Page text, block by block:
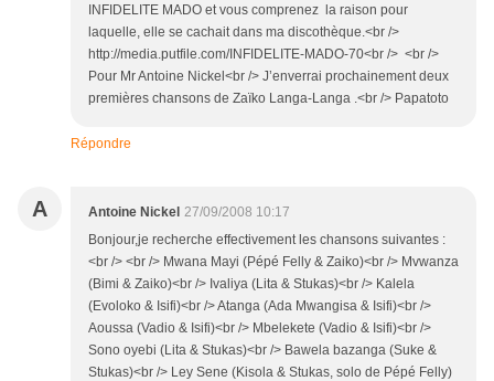
INFIDELITE MADO et vous comprenez la raison pour
laquelle, elle se cachait dans ma discothèque.<br />
http://media.putfile.com/INFIDELITE-MADO-70<br /> <br />
Pour Mr Antoine Nickel<br /> J’enverrai prochainement deux
premières chansons de Zaïko Langa-Langa .<br /> Papatoto
Répondre
A Antoine Nickel 27/09/2008 10:17
Bonjour,je recherche effectivement les chansons suivantes :
<br /> <br /> Mwana Mayi (Pépé Felly & Zaiko)<br /> Mvwanza
(Bimi & Zaiko)<br /> Ivaliya (Lita & Stukas)<br /> Kalela
(Evoloko & Isifi)<br /> Atanga (Ada Mwangisa & Isifi)<br />
Aoussa (Vadio & Isifi)<br /> Mbelekete (Vadio & Isifi)<br />
Sono oyebi (Lita & Stukas)<br /> Bawela bazanga (Suke &
Stukas)<br /> Ley Sene (Kisola & Stukas, solo de Pépé Felly)